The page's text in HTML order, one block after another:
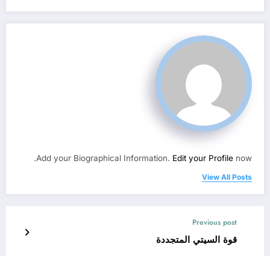
Add your Biographical Information. Edit your Profile now.
View All Posts
Previous post
قوة السيتي المتجددة